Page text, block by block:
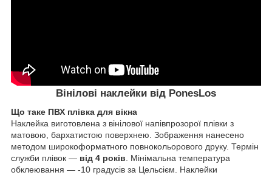
Вінілові наклейки від PonesLos
Що таке ПВХ плівка для вікна
Наклейка виготовлена з вінілової напівпрозорої плівки з
матовою, бархатистою поверхнею. Зображення нанесено
методом широкоформатного повнокольорового друку. Термін
служби плівок ― від 4 років . Мінімальна температура
обклеювання ― -10 градусів за Цельсієм. Наклейки